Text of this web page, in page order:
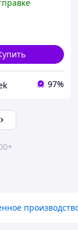
Том 04 BP
97%